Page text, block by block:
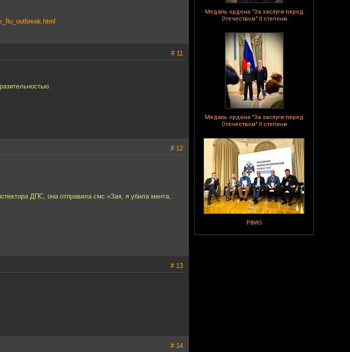
Медаль ордена "За заслуги перед
Отечеством" II степени
Медаль ордена "За заслуги перед
Отечеством" II степени
РВИО
# 11
# 12
ДПС, она отправила смс «Зая, я убила мента,
# 13
# 14